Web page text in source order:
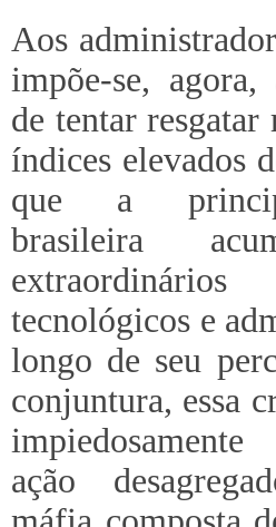
Aos
impõe-se,
de tentar resgatar
índices elevados
que a
brasileira
tecnológicos e
longo de seu
conjuntura, essa
ação